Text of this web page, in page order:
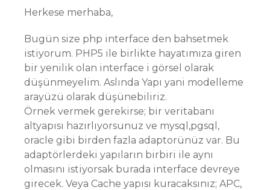
Herkese merhaba,
Bugün size php interface den bahsetmek
istiyorum. PHP5 ile birlikte hayatımıza giren
bir yenilik olan interface i görsel olarak
düşünmeyelim. Aslında Yapı yani modelleme
arayüzü olarak düşünebiliriz.
Örnek vermek gerekirse; bir veritabanı
altyapısı hazırlıyorsunuz ve mysql,pgsql,
oracle gibi birden fazla adaptorünüz var. Bu
adaptörlerdeki yapıların birbiri ile aynı
olmasını istiyorsak burada interface devreye
girecek. Veya Cache yapısı kuracaksınız; APC,